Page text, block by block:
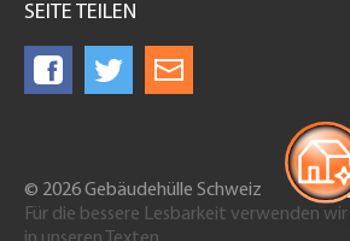
SEITE TEILEN
© 2026 Gebäudehülle Schweiz
Für die bessere Lesbarkeit verwenden